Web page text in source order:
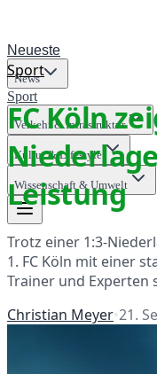
Neueste
News
Sport
Verkehr & Infrastruktur
Kultur & Lifestyle
Wissenschaft & Umwelt
Sport
FC Köln
Leistung
Trotz einer 1:3-
1. FC Köln mit einer
Trainer und Experten
Christian Meyer•21.